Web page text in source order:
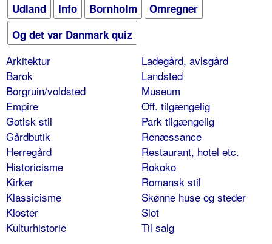
Udland
Info Bornholm
Omregner
Og det var Danmark quiz
Arkitektur
Barok
Borgruin/voldsted
Empire
Gotisk stil
Gårdbutik
Herregård
Historicisme
Kirker
Klassicisme
Kloster
Kulturhistorie
Ladegård, avlsgård
Landsted
Museum
Off. tilgængelig
Park tilgængelig
Renæssance
Restaurant, hotel etc.
Rokoko
Romansk stil
Skønne huse og steder
Slot
Til salg